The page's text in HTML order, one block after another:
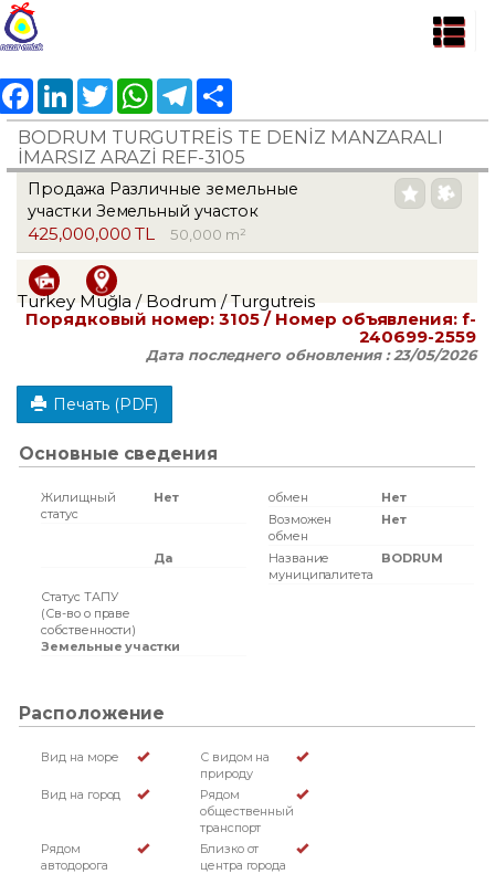
FacebookLinkedInTwitter WhatsAppTelegram
BODRUM TURGUTREİS TE DENİZ MANZARALI
İMARSIZ ARAZİ REF-3105
Продажа Различные земельные
участки Земельный участок
425,000,000 TL 50,000 m²
Turkey Muğla / Bodrum / Turgutreis
Порядковый номер:3105 / Номер объявления:f-
240699-2559
Дата последнего обновления :23/05/2026
Печать (PDF)
Основные сведения
Жилищный
статус
Нет обмен
Нет
Возможен
обмен
Нет
Да
Название
муниципалитета
BODRUM
Статус ТАПУ
(Св-во о праве
собственности)
Земельные участки
Расположение
Вид на море
С видом на
природу
Вид на город
Рядом
общественный
транспорт
Рядом
автодорога
Близко от
центра города